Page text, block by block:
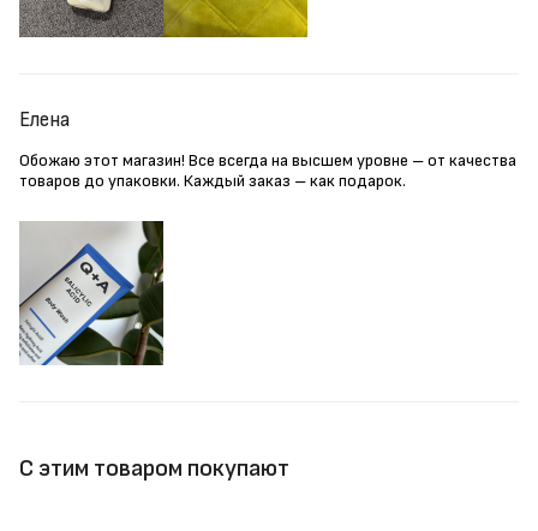
Елена
Обожаю этот магазин! Все всегда на высшем уровне – от качества
товаров до упаковки. Каждый заказ – как подарок.
С этим товаром покупают